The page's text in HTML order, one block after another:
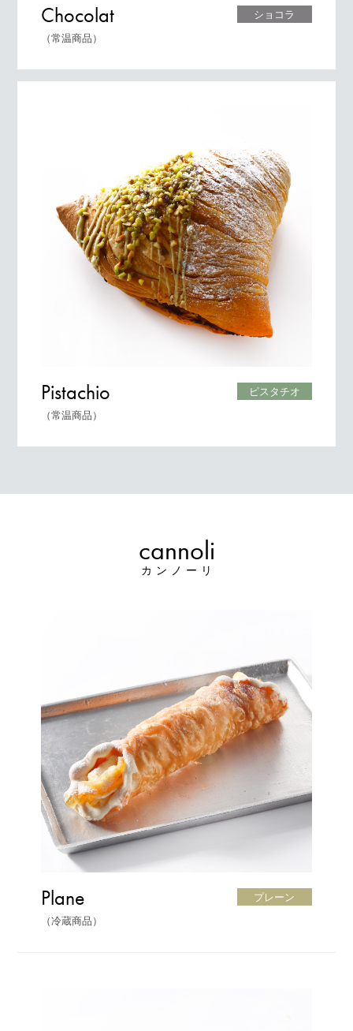
Chocolat ショコラ
（常温商品）
Pistachio ピスタチオ
（常温商品）
カンノーリ
cannoli
Plane プレーン
（冷蔵商品）